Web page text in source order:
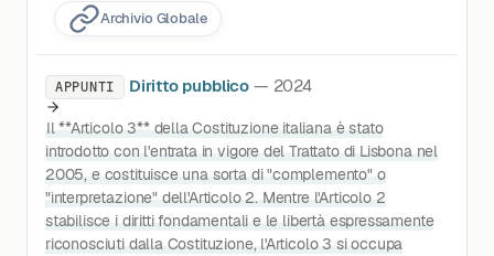
Archivio Globale
APPUNTI Diritto pubblico — 2024
Il **Articolo 3** della Costituzione italiana è stato
introdotto con l'entrata in vigore del Trattato di Lisbona nel
2005, e costituisce una sorta di "complemento" o
"interpretazione" dell'Articolo 2. Mentre l'Articolo 2
stabilisce i diritti fondamentali e le libertà espressamente
riconosciuti dalla Costituzione, l'Articolo 3 si occupa